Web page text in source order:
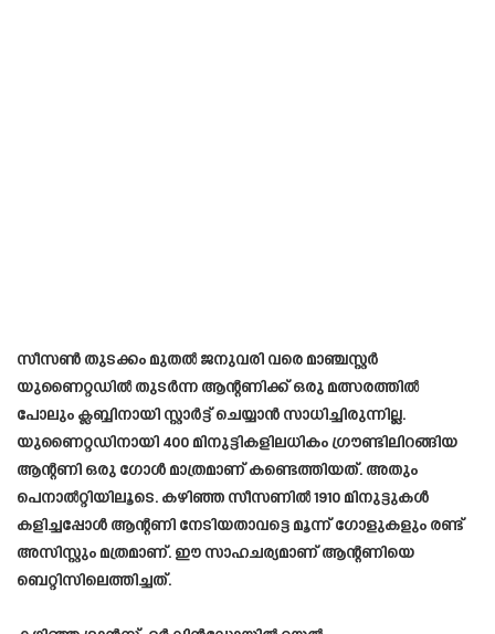
സീസൺ തുടക്കം മുതൽ ജനുവരി വരെ മാഞ്ചസ്റ്റർ
യുണൈറ്റഡിൽ തുടർന്ന ആന്റണിക്ക്‌ ഒരു മത്സരത്തിൽ
പോലും ക്ലബ്ബിനായി സ്റ്റാർട്ട്‌ ചെയ്യാൻ സാധിച്ചിരുന്നില്ല.
യുണൈറ്റഡിനായി 400 മിനുട്ടികളിലധികം ഗ്രൗണ്ടിലിറങ്ങിയ
ആന്റണി ഒരു ഗോൾ മാത്രമാണ്‌ കണ്ടെത്തിയത്‌. അതും
പെനാൽറ്റിയിലൂടെ. കഴിഞ്ഞ സീസണിൽ 1910 മിനുട്ടുകൾ
കളിച്ചപ്പോൾ ആന്റണി നേടിയതാവട്ടെ മൂന്ന്‌ ഗോളുകളും രണ്ട്‌
അസിസ്റ്റും മത്രമാണ്‌. ഈ സാഹചര്യമാണ്‌ ആന്റണിയെ
ബെറ്റിസിലെത്തിച്ചത്‌.